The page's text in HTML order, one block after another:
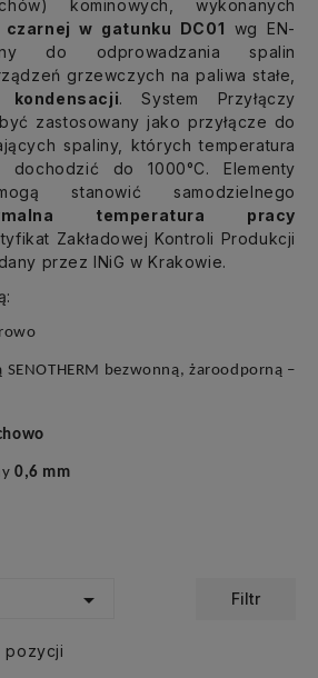
kominowych, wykonanych
w gatunku DC01 wg EN-
do odprowadzania spalin
grzewczych na paliwa stałe,
. System Przyłączy
zastosowany jako przyłącze do
spaliny, których temperatura
dochodzić do 1000°C. Elementy
stanowić samodzielnego
temperatura pracy
Zakładowej Kontroli Produkcji
przez INiG w Krakowie.
bezwonną, żaroodporną –
0,6 mm
 Filtr
pozycji